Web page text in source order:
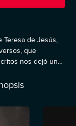
Teresa de Jesús,
que
nos dejó uno